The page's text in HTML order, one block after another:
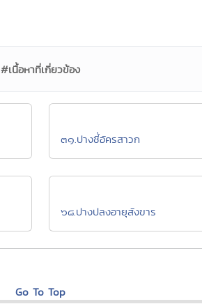
#เนื้อหาที่เกี่ยวข้อง
๓๑.ปางชี้อัครสาวก
๖๘.ปางปลงอายุสังขาร
Go To Top